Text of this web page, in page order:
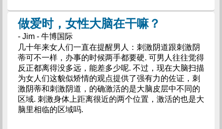
做爱时，女性大脑在干嘛？
- Jim - 牛博国际
几十年来女人们一直在提醒男人：刺激阴道跟刺激阴
蒂可不一样，办事的时候两手都要硬. 可男人往往觉得
反正都离得没多远，能差多少呢. 不过，现在大脑扫描
为女人们这貌似矫情的观点提供了强有力的佐证，刺
激阴蒂和刺激阴道，的确激活的是大脑皮层中不同的
区域. 刺激身体上距离很近的两个位置，激活的也是大
脑里相临的区域吗.